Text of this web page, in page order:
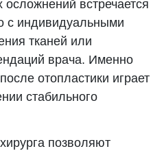
встречается
с индивидуальными
тканей или
врача. Именно
отопластики играет
стабильного
позволяют